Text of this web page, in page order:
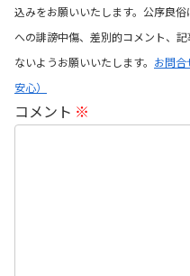
込みをお願いいたします。公序良
への誹謗中傷、差別的コメント、
ないようお願いいたします。 お問合
安心）
コメント ※